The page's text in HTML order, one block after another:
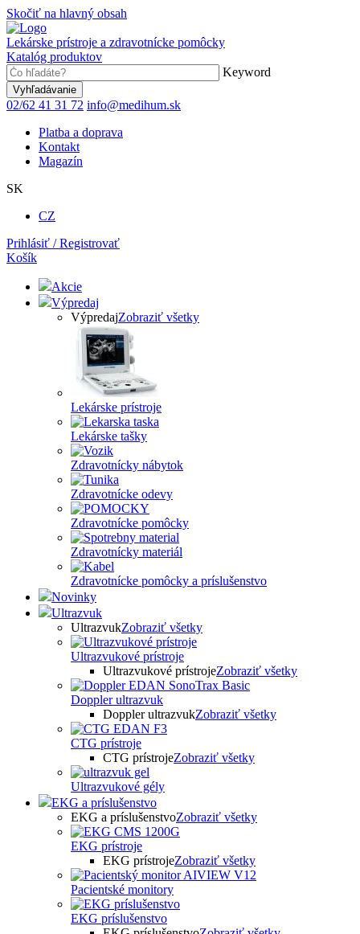
Skočiť na hlavný obsah
Lekárske prístroje a zdravotnícke pomôcky
Katalóg produktov
Keyword
02/62 41 31 72 info@medihum.sk
Platba a doprava
Kontakt
Magazín
SK
CZ
Prihlásiť / Registrovať
Košík
Akcie
Výpredaj
VýpredajZobraziť všetky
Lekárske prístroje
Lekárske tašky
Zdravotnícky nábytok
Zdravotnícke odevy
Zdravotnícke pomôcky
Zdravotnícky materiál
Zdravotnícke pomôcky a príslušenstvo
Novinky
Ultrazvuk
UltrazvukZobraziť všetky
Ultrazvukové prístroje
Ultrazvukové prístrojeZobraziť všetky
Doppler ultrazvuk
Doppler ultrazvukZobraziť všetky
CTG prístroje
CTG prístrojeZobraziť všetky
Ultrazvukové gély
EKG a príslušenstvo
EKG a príslušenstvoZobraziť všetky
EKG prístroje
EKG prístrojeZobraziť všetky
Pacientské monitory
EKG príslušenstvo